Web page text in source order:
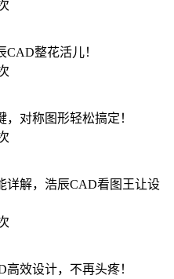
整花活儿！
对称图形轻松搞定！
详解，浩辰CAD看图王让设
高效设计，不再头疼！